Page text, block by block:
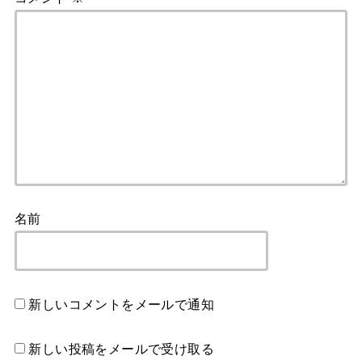
名前
新しいコメントをメールで通知
新しい投稿をメールで受け取る